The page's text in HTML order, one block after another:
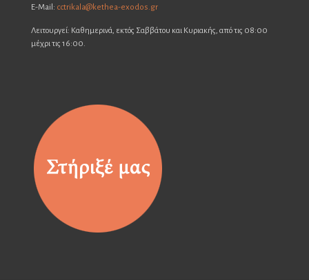
E-Mail: cctrikala@kethea-exodos.gr
Λειτουργεί: Καθημερινά, εκτός Σαββάτου και Κυριακής, από τις 08:00
μέχρι τις 16:00.